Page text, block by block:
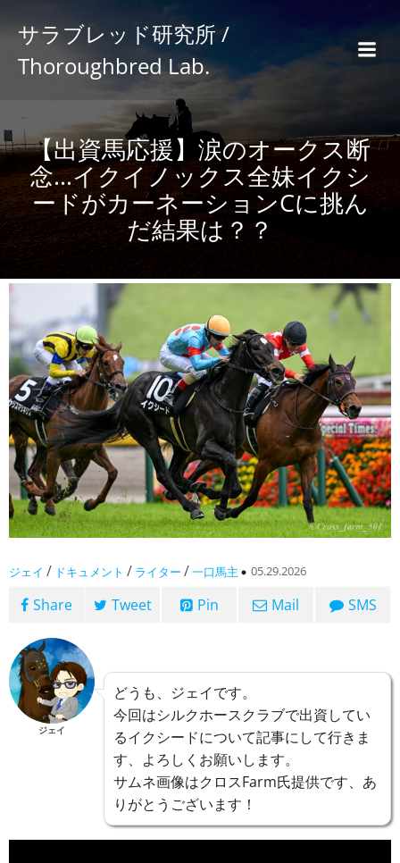
サラブレッド研究所 /
Thoroughbred Lab.
【出資馬応援】涙のオークス断
念…イクイノックス全妹イクシ
ードがカーネーションCに挑ん
だ結果は？？
ジェイ / ドキュメント / ライター /一口馬主 05.29.2026
Share Tweet Pin Mail SMS
ジェイ
どうも、ジェイです。
今回はシルクホースクラブで出資してい
るイクシードについて記事にして行きま
す、よろしくお願いします。
サムネ画像はクロスFarm氏提供です、あ
りがとうございます！